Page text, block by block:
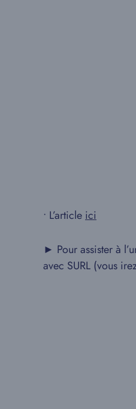
• L’article ici
► Pour assister à
avec SURL (vous